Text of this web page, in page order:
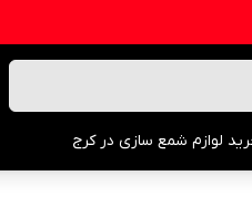
لوازم شمع سازی در کرج